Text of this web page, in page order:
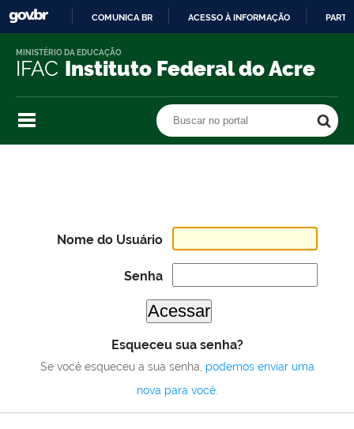
O
COMUNICA BR ACESSO À INFORMAÇÃO
IFAC Instituto Federal do Acre
MINISTÉRIO DA EDUCAÇÃO
Buscar no portal
Nome do Usuário
Senha
Esqueceu sua senha?
Se você esqueceu a sua senha, podemos enviar uma
nova para você.